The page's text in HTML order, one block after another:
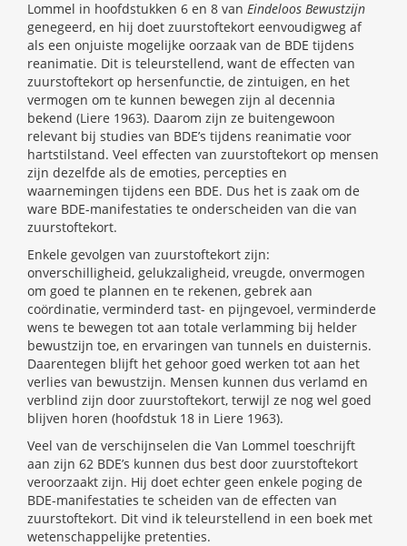
Lommel in hoofdstukken 6 en 8 van Eindeloos Bewustzijn
genegeerd, en hij doet zuurstoftekort eenvoudigweg af
als een onjuiste mogelijke oorzaak van de BDE tijdens
reanimatie. Dit is teleurstellend, want de effecten van
zuurstoftekort op hersenfunctie, de zintuigen, en het
vermogen om te kunnen bewegen zijn al decennia
bekend (Liere 1963). Daarom zijn ze buitengewoon
relevant bij studies van BDE’s tijdens reanimatie voor
hartstilstand. Veel effecten van zuurstoftekort op mensen
zijn dezelfde als de emoties, percepties en
waarnemingen tijdens een BDE. Dus het is zaak om de
ware BDE-manifestaties te onderscheiden van die van
zuurstoftekort.
Enkele gevolgen van zuurstoftekort zijn:
onverschilligheid, gelukzaligheid, vreugde, onvermogen
om goed te plannen en te rekenen, gebrek aan
coördinatie, verminderd tast- en pijngevoel, verminderde
wens te bewegen tot aan totale verlamming bij helder
bewustzijn toe, en ervaringen van tunnels en duisternis.
Daarentegen blijft het gehoor goed werken tot aan het
verlies van bewustzijn. Mensen kunnen dus verlamd en
verblind zijn door zuurstoftekort, terwijl ze nog wel goed
blijven horen (hoofdstuk 18 in Liere 1963).
Veel van de verschijnselen die Van Lommel toeschrijft
aan zijn 62 BDE’s kunnen dus best door zuurstoftekort
veroorzaakt zijn. Hij doet echter geen enkele poging de
BDE-manifestaties te scheiden van de effecten van
zuurstoftekort. Dit vind ik teleurstellend in een boek met
wetenschappelijke pretenties.